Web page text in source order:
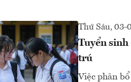
Thứ Sáu, 03-
Tuyển sinh
trú
Việc phân